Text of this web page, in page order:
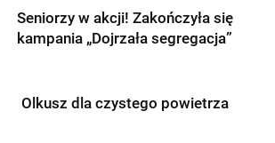
Seniorzy w akcji! Zakończyła się
kampania „Dojrzała segregacja”
Olkusz dla czystego powietrza